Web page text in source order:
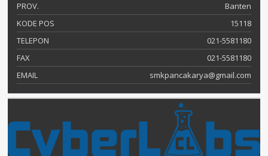
PROV.
Banten
KODE POS
15118
TELEPON
021-5581180
FAX
021-5581180
EMAIL
smkpancakarya@gmail.com